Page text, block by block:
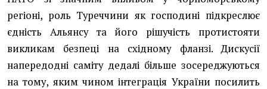
регіоні, роль Туреччини як господині підкреслює
єдність Альянсу та його рішучість протистояти
викликам безпеці на східному фланзі. Дискусії
напередодні саміту дедалі більше зосереджуються
на тому, яким чином інтеграція України посилить